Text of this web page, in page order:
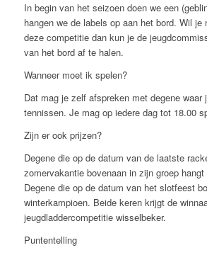
In begin van het seizoen doen we een
hangen we de labels op aan het bord. Wil je
deze competitie dan kun je de
van het bord af te halen.
Wanneer moet ik spelen?
Dat mag je zelf afspreken met degene waar
tennissen. Je mag op iedere dag tot 18.00
Zijn er ook prijzen?
Degene die op de datum van de laatste
zomervakantie bovenaan in zijn groep
Degene die op de datum van het slotfeest
winterkampioen. Beide keren krijgt de
jeugdladdercompetitie wisselbeker.
Puntentelling